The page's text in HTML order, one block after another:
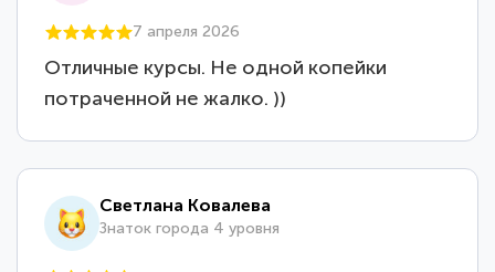
7 апреля 2026
Отличные курсы. Не одной копейки
потраченной не жалко. ))
Светлана Ковалева
Знаток города 4 уровня